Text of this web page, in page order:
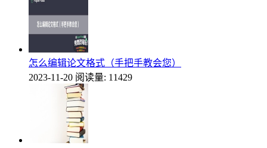
怎么编辑论文格式（手把手教会您）
2023-11-20 阅读量: 11429